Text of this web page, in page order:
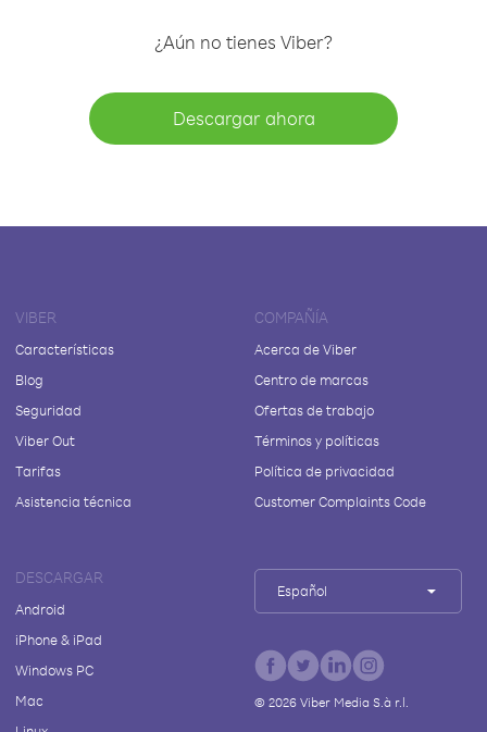
¿Aún no tienes Viber?
Descargar ahora
VIBER
Características
Blog
Seguridad
Viber Out
Tarifas
Asistencia técnica
COMPAÑÍA
Acerca de Viber
Centro de marcas
Ofertas de trabajo
Términos y políticas
Política de privacidad
Customer Complaints Code
DESCARGAR
Android
iPhone & iPad
Windows PC
Mac
Español
© 2026Viber Media S.à r.l.